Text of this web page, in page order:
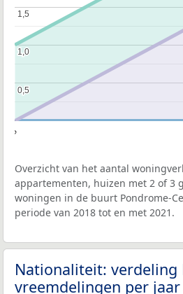
0,5
0,5
1,0
1,0
1,5
1,5
Overzicht van het aantal
appartementen, huizen met 2 of 3
woningen in de buurt Pondrome-
periode van 2018 tot en met 2021.
Nationaliteit: verdeling
vreemdelingen per jaar